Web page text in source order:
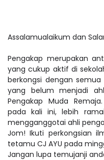
Assalamualaikum dan
Pengakap merupakan
yang cukup aktif di
berkongsi dengan
yang belum menjadi
Pengakap Muda
pada kali ini, lebih
mengganggotai ahli
Jom! Ikuti perkongsian
tetamu CJ AYU pada
Jangan lupa temujanji